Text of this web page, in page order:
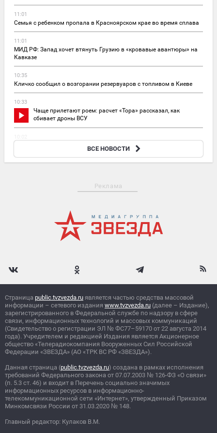
11:01
Семья с ребенком пропала в Красноярском крае во время сплава
11:01
МИД РФ: Запад хочет втянуть Грузию в «кровавые авантюры» на
Кавказе
10:35
Кличко сообщил о возгорании резервуаров с топливом в Киеве
10:33
Чаще прилетают роем: расчет «Тора» рассказал, как
сбивает дроны ВСУ
Замглавы Минстроя: жилье в России «даст прикурить» любому
ВСЕ НОВОСТИ
Реклама
Страница public.tvzvezda.ru является частью средства массовой
информации – сетевого издания www.tvzvezda.ru (далее – Издание),
зарегистрированного в Федеральной службе по надзору в сфере
связи, информационных технологий и массовых коммуникаций
(Свидетельство о регистрации ЭЛ № ФС77–59170 от 22 августа 2014
года). Учредителем и редакцией Издания является Акционерное
общество «Телерадиокомпания Вооруженных Сил Российской
Федерации «ЗВЕЗДА» (АО «ТРК ВС РФ «ЗВЕЗДА»).
Данная страница (public.tvzvezda.ru) создана в рамках исполнения
требований Федерального закона от 07.07.2003 № 126-ФЗ «О связи»
(п. 5.3 ст. 46) и входит в Перечень социально значимых
информационных ресурсов в информационно-
телекоммуникационной сети «Интернет», утвержденный Приказом
Минкомсвязи России от 31.03.2020 № 148.
Главный редактор: Кулаков В.М.